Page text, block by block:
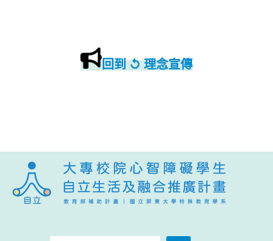
回到 ↺ 理念宣傳